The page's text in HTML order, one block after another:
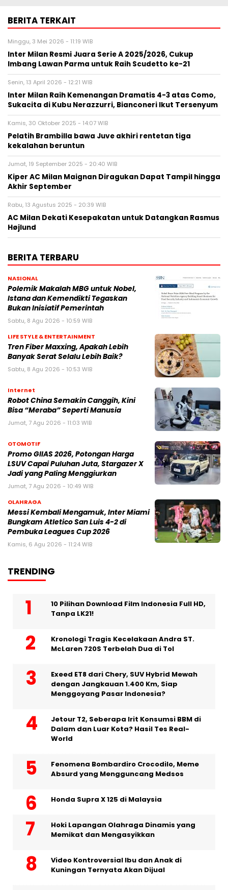
BERITA TERKAIT
Minggu, 3 Mei 2026 - 11:19 WIB
Inter Milan Resmi Juara Serie A 2025/2026, Cukup
Imbang Lawan Parma untuk Raih Scudetto ke-21
Senin, 13 April 2026 - 12:21 WIB
Inter Milan Raih Kemenangan Dramatis 4-3 atas Como,
Sukacita di Kubu Nerazzurri, Bianconeri Ikut Tersenyum
Kamis, 30 Oktober 2025 - 14:07 WIB
Pelatih Brambilla bawa Juve akhiri rentetan tiga
kekalahan beruntun
Jumat, 19 September 2025 - 20:40 WIB
Kiper AC Milan Maignan Diragukan Dapat Tampil hingga
Akhir September
Rabu, 13 Agustus 2025 - 20:39 WIB
AC Milan Dekati Kesepakatan untuk Datangkan Rasmus
Højlund
BERITA TERBARU
NASIONAL
Polemik Makalah MBG untuk Nobel,
Istana dan Kemendikti Tegaskan
Bukan Inisiatif Pemerintah
Sabtu, 8 Agu 2026 - 10:59 WIB
LIFE STYLE & ENTERTAINMENT
Tren Fiber Maxxing, Apakah Lebih
Banyak Serat Selalu Lebih Baik?
Sabtu, 8 Agu 2026 - 10:53 WIB
Internet
Robot China Semakin Canggih, Kini
Bisa “Meraba” Seperti Manusia
Jumat, 7 Agu 2026 - 11:03 WIB
OTOMOTIF
Promo GIIAS 2026, Potongan Harga
LSUV Capai Puluhan Juta, Stargazer X
Jadi yang Paling Menggiurkan
Jumat, 7 Agu 2026 - 10:49 WIB
OLAHRAGA
Messi Kembali Mengamuk, Inter Miami
Bungkam Atletico San Luis 4-2 di
Pembuka Leagues Cup 2026
Kamis, 6 Agu 2026 - 11:24 WIB
TRENDING
10 Pilihan Download Film Indonesia Full HD,
Tanpa LK21!
Kronologi Tragis Kecelakaan Andra ST.
McLaren 720S Terbelah Dua di Tol
Exeed ET8 dari Chery, SUV Hybrid Mewah
dengan Jangkauan 1.400 Km, Siap
Menggoyang Pasar Indonesia?
Jetour T2, Seberapa Irit Konsumsi BBM di
Dalam dan Luar Kota? Hasil Tes Real-
World
Fenomena Bombardiro Crocodilo, Meme
Absurd yang Mengguncang Medsos
Honda Supra X 125 di Malaysia
Hoki Lapangan Olahraga Dinamis yang
Memikat dan Mengasyikkan
Video Kontroversial Ibu dan Anak di
Kuningan Ternyata Akan Dijual